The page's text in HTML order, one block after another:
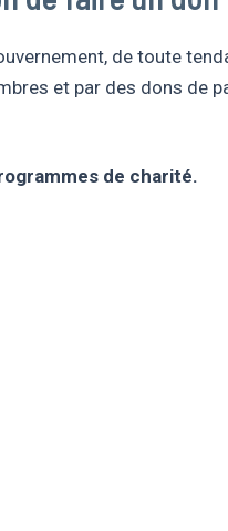
de toute
et par des dons de
de charité.